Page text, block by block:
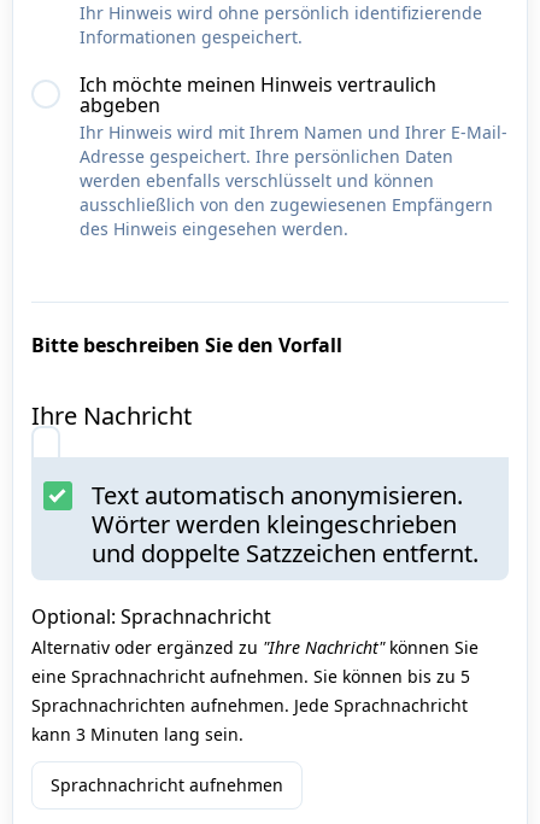
Ihr Hinweis wird ohne persönlich identifizierende
Informationen gespeichert.
Ich möchte meinen Hinweis vertraulich
abgeben
Ihr Hinweis wird mit Ihrem Namen und Ihrer E-Mail-
Adresse gespeichert. Ihre persönlichen Daten
werden ebenfalls verschlüsselt und können
ausschließlich von den zugewiesenen Empfängern
des Hinweis eingesehen werden.
Bitte beschreiben Sie den Vorfall
Ihre Nachricht
Text automatisch anonymisieren.
Wörter werden kleingeschrieben
und doppelte Satzzeichen entfernt.
Optional: Sprachnachricht
Alternativ oder ergänzed zu "Ihre Nachricht"können Sie
eine Sprachnachricht aufnehmen. Sie können bis zu 5
Sprachnachrichten aufnehmen. Jede Sprachnachricht
kann 3 Minuten lang sein.
Sprachnachricht aufnehmen